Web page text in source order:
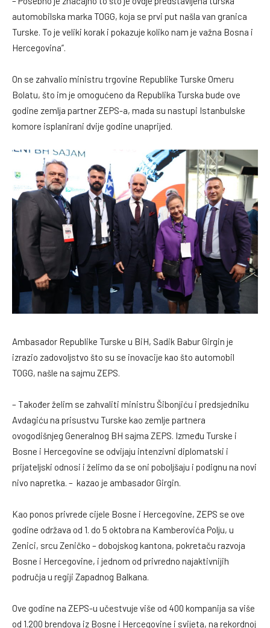
automobilska marka TOGG, koja se prvi put našla van granica
Turske. To je veliki korak i pokazuje koliko nam je važna Bosna i
Hercegovina”.
On se zahvalio ministru trgovine Republike Turske Omeru
Bolatu, što im je omogućeno da Republika Turska bude ove
godine zemlja partner ZEPS-a, mada su nastupi Istanbulske
komore isplanirani dvije godine unaprijed.
Ambasador Republike Turske u BiH, Sadik Babur Girgin je
izrazio zadovoljstvo što su se inovacije kao što automobil
TOGG, našle na sajmu ZEPS.
– Također želim se zahvaliti ministru Šibonjiću i predsjedniku
Avdagiću na prisustvu Turske kao zemlje partnera
ovogodišnjeg Generalnog BH sajma ZEPS. Između Turske i
Bosne i Hercegovine se odvijaju intenzivni diplomatski i
prijateljski odnosi i želimo da se oni poboljšaju i podignu na novi
nivo napretka. – kazao je ambasador Girgin.
Kao ponos privrede cijele Bosne i Hercegovine, ZEPS se ove
godine održava od 1. do 5 oktobra na Kamberovića Polju, u
Zenici, srcu Zeničko – dobojskog kantona, pokretaču razvoja
Bosne i Hercegovine, i jednom od privredno najaktivnijih
područja u regiji Zapadnog Balkana.
Ove godine na ZEPS-u učestvuje više od 400 kompanija sa više
od 1.200 brendova iz Bosne i Hercegovine i svijeta, na rekordnoj